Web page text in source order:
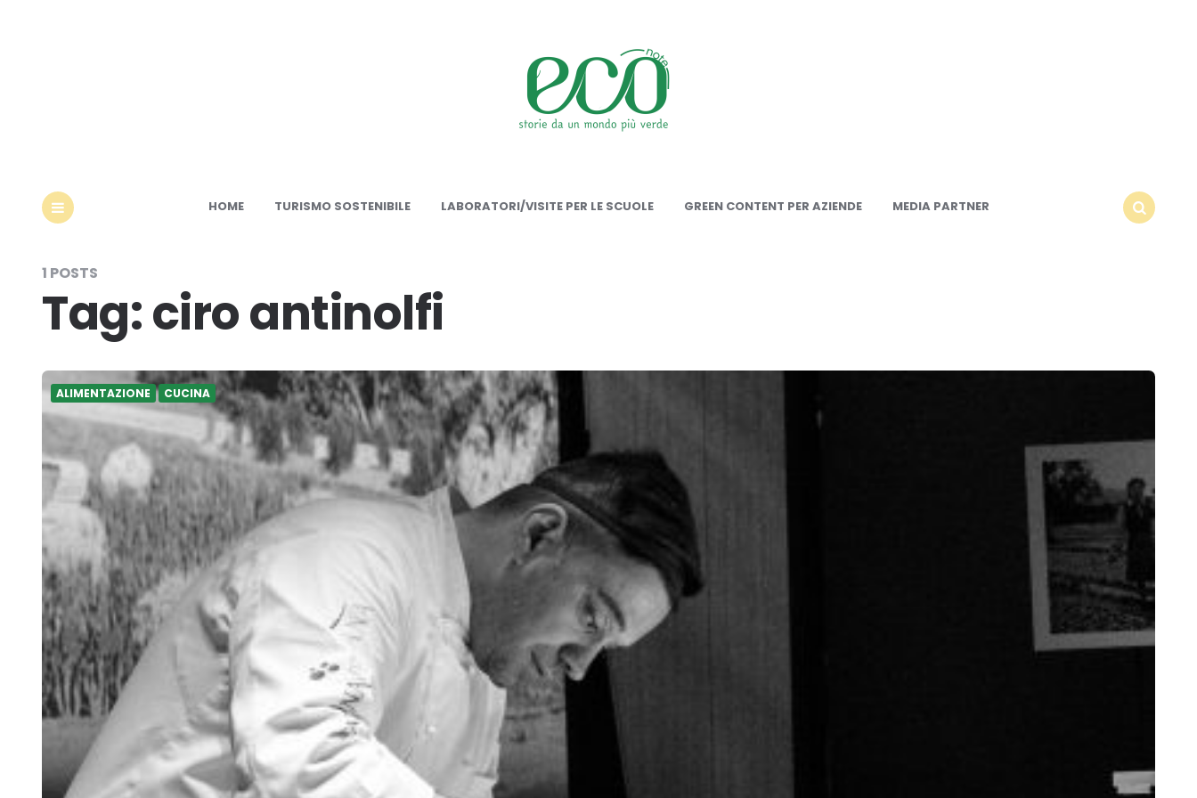
HOME TURISMO SOSTENIBILE LABORATORI/VISITE PER LE SCUOLE GREEN CONTENT PER AZIENDE
MEDIA PARTNER
1 POSTS
Tag:ciro antinolfi
ALIMENTAZIONE CUCINA